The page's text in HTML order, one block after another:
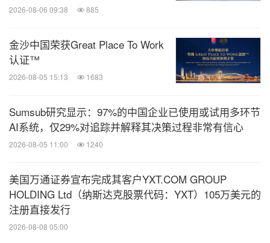
2026-08-06 09:38 885
金沙中国荣获Great Place To Work
认证™
2026-08-05 15:13 1683
Sumsub研究显示：97%的中国企业已使用或试用多环节
AI系统，仅29%对追踪并解释其决策过程非常有信心
2026-08-05 11:00 1240
美国万通证券宣布完成其客户YXT.COM GROUP
HOLDING Ltd（纳斯达克股票代码：YXT）105万美元的
注册直接发行
2026-08-08 05:00